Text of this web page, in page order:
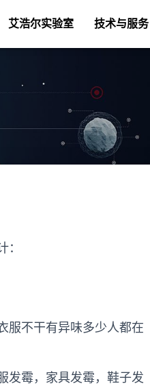
艾浩尔实验室 技术与服务
服不干有异味多少人都在
发霉，家具发霉，鞋子发